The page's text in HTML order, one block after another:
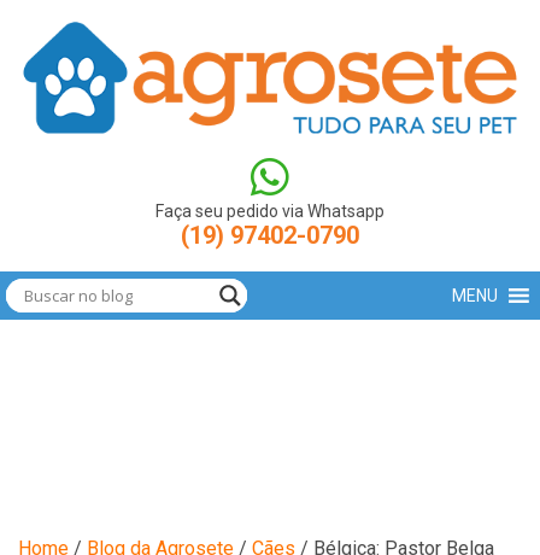
Date().getTime(),event:'gtm.js'});var
f=d.getElementsByTagName(s)[0],
j=d.createElement(s),dl=l!='dataLayer'?'&l='+l:'';j.async=true;j.src=
'https://www.googletagmanager.com/gtm.js?
id='+i+dl;f.parentNode.insertBefore(j,f); })
(window,document,'script','dataLayer','GTM-N9LBXCV');
Faça seu pedido via Whatsapp
(19) 97402-0790
MENU
Blog
Home / Blog da Agrosete / Cães / Bélgica: Pastor Belga